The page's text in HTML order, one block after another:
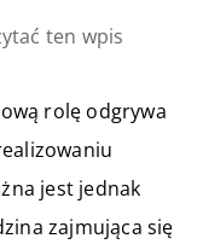
ten wpis
rolę odgrywa
jest jednak
zajmująca się